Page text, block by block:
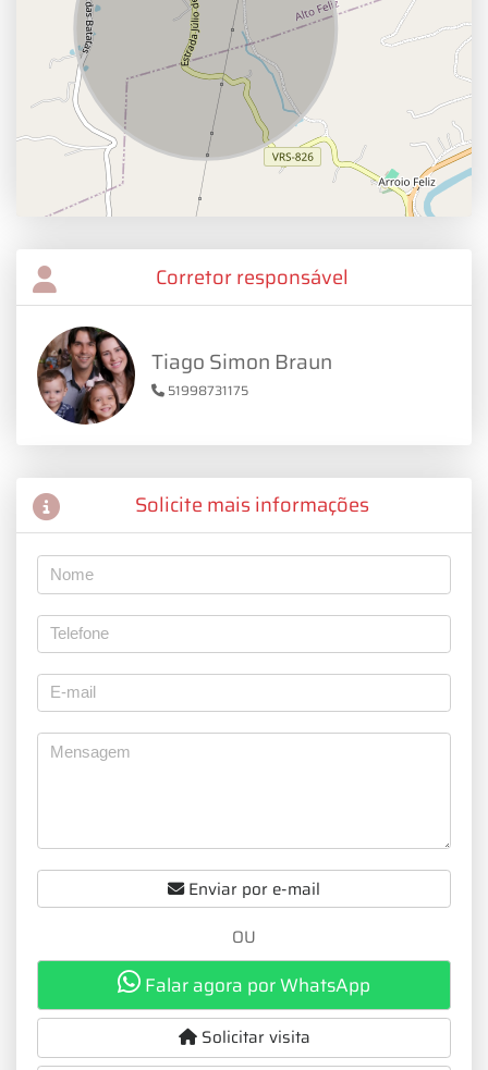
Corretor responsável
Tiago Simon Braun
51998731175
Solicite mais informações
Enviar por e-mail
OU
Falar agora por WhatsApp
Solicitar visita